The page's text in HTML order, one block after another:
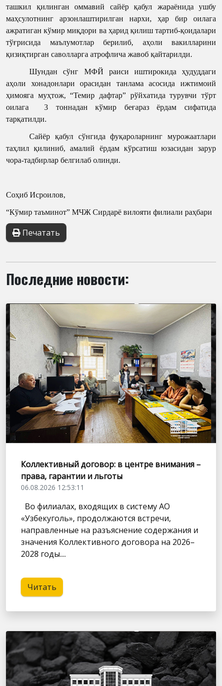
ташкил қилинган оммавий сайёр қабул жараёнида ушбу
маҳсулотнинг арзонлаштирилган нархи, ҳар бир оилага
ажратиган кўмир миқдори ва ҳарид қилиш тартиб-қоидалари
тўғрисида маълумотлар берилиб, аҳоли вакилларини
қизиқтирган саволларга атрофлича жавоб қайтарилди.
Шундан сўнг МФЙ раиси иштирокида ҳудуддаги
аҳоли хонадонлари орасидан танлама асосида ижтимоий
ҳимояга муҳтож, “Темир дафтар” рўйхатида турувчи тўрт
оилага 3 тоннадан кўмир беғараз ёрдам сифатида
тарқатилди.
Сайёр қабул сўнгида фуқароларнинг мурожаатлари
таҳлил қилиниб, амалий ёрдам кўрсатиш юзасидан зарур
чора-тадбирлар белгилаб олинди.
Соҳиб Исроилов,
“Кўмир таъминот” МЧЖ Сирдарё вилояти филиали раҳбари
Печатать
Последние новости:
Коллективный договор: в центре внимания –
права, гарантии и льготы
06.08.2026 12:53:11
Во филиалах, входящих в систему АО
«Узбекуголь», продолжаются встречи,
направленные на разъяснение содержания и
значения Коллективного договора на 2026–
2028 годы....
Читать